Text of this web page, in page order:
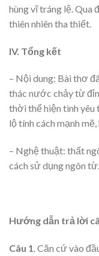
hùng vĩ tráng lệ. Qua
thiên nhiên tha thiết.
IV. Tổng kết
– Nội dung: Bài thơ
thác nước chảy từ
thời thể hiện tình yêu
lộ tính cách mạnh
– Nghệ thuật: thất
cách sử dụng ngôn
Hướng dẫn trả lời
Câu 1 . Căn cứ vào